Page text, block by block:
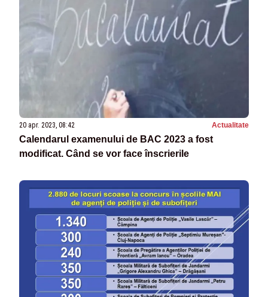
20 apr. 2023, 08:42 Actualitate
Calendarul examenului de BAC 2023 a fost
modificat. Când se vor face înscrierile